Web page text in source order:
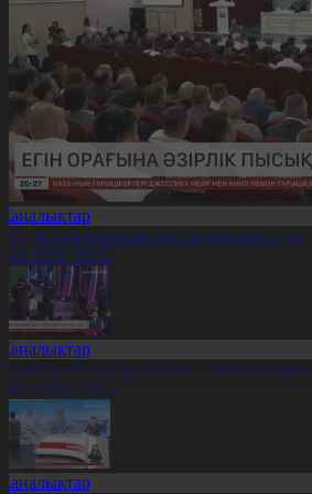
да егін орағына әзірлік пысықталды
20:17
ойындары-2026»: 180 млн
20:15